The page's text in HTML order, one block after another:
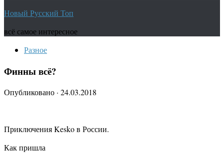
Новый Русский Топ
всё самое интересное
Разное
Финны всё?
Опубликовано · 24.03.2018
Приключения Kesko в России.
Как пришла